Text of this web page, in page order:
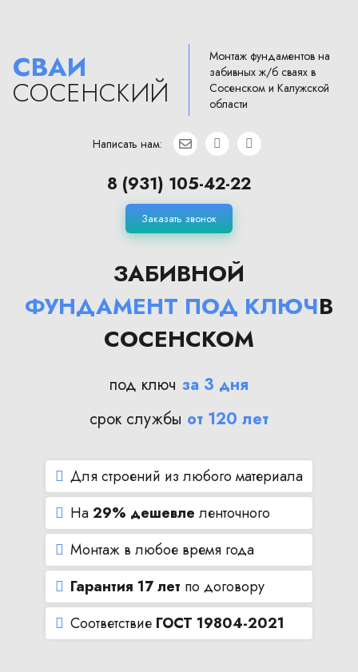
СВАИ
СОСЕНСКИЙ
Монтаж фундаментов на
забивных ж/б сваях в
Сосенском и Калужской
области
Написать нам:
8 (931) 105-42-22
Заказать звонок
ЗАБИВНОЙ
ФУНДАМЕНТ ПОД КЛЮЧВ
СОСЕНСКОМ
под ключ за 3 дня
срок службы от 120 лет
Для строений из любого материала
На29% дешевле ленточного
Монтаж в любое время года
Гарантия 17 лет по договору
Соответствие ГОСТ 19804-2021